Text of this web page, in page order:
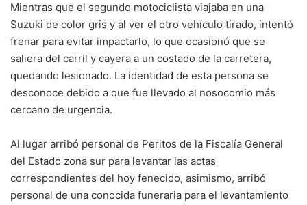
Mientras que el segundo motociclista viajaba en una
Suzuki de color gris y al ver el otro vehículo tirado, intentó
frenar para evitar impactarlo, lo que ocasionó que se
saliera del carril y cayera a un costado de la carretera,
quedando lesionado. La identidad de esta persona se
desconoce debido a que fue llevado al nosocomio más
cercano de urgencia.
Al lugar arribó personal de Peritos de la Fiscalía General
del Estado zona sur para levantar las actas
correspondientes del hoy fenecido, asimismo, arribó
personal de una conocida funeraria para el levantamiento